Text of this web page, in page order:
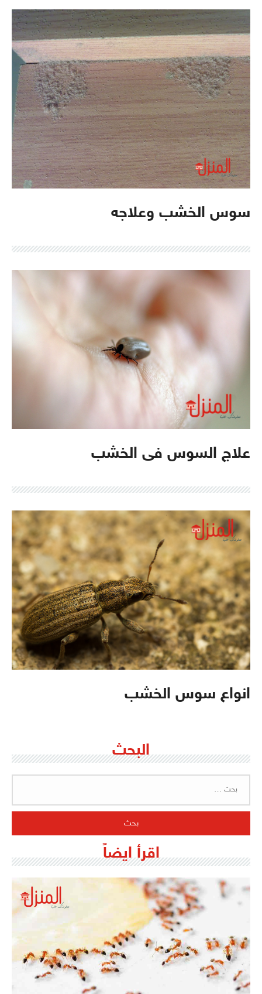
سوس الخشب وعلاجه
علاج السوس فى الخشب
انواع سوس الخشب
البحث
اقرأ ايضاً